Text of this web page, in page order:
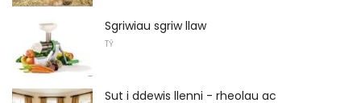
Sgriwiau sgriw llaw
TŶ
Sut i ddewis llenni - rheolau ac